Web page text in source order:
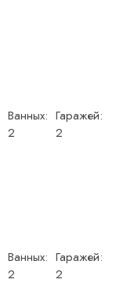
Ванных:
2
Гаражей:
2
Ванных:
2
Гаражей:
2